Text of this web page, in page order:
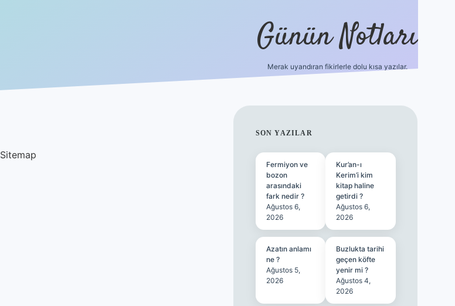
Günün Notları
Merak uyandıran fikirlerle dolu kısa yazılar.
Sitemap
SIDEBAR
SON YAZILAR
Fermiyon ve
bozon
arasındaki
fark nedir ?
Ağustos 6,
2026
Kur’an-ı
Kerim’i kim
kitap haline
getirdi ?
Ağustos 6,
2026
Azatın anlamı
ne ?
Ağustos 5,
2026
Buzlukta tarihi
geçen köfte
yenir mi ?
Ağustos 4,
2026
https://